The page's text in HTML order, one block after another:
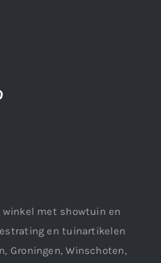
met showtuin en
en tuinartikelen
Groningen, Winschoten,